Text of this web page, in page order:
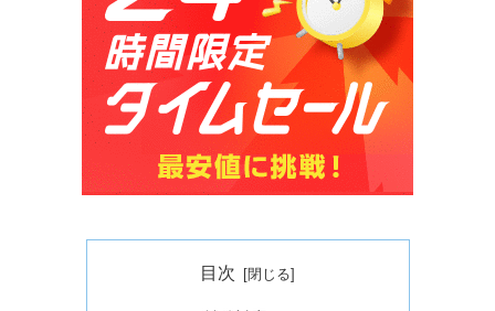
目次